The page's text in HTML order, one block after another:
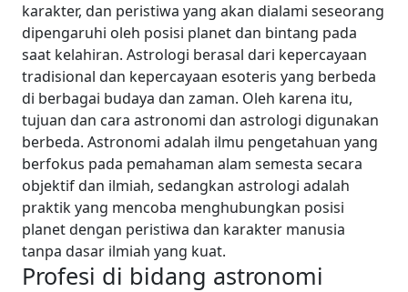
karakter, dan peristiwa yang akan dialami seseorang
dipengaruhi oleh posisi planet dan bintang pada
saat kelahiran. Astrologi berasal dari kepercayaan
tradisional dan kepercayaan esoteris yang berbeda
di berbagai budaya dan zaman. Oleh karena itu,
tujuan dan cara astronomi dan astrologi digunakan
berbeda. Astronomi adalah ilmu pengetahuan yang
berfokus pada pemahaman alam semesta secara
objektif dan ilmiah, sedangkan astrologi adalah
praktik yang mencoba menghubungkan posisi
planet dengan peristiwa dan karakter manusia
tanpa dasar ilmiah yang kuat.
Profesi di bidang astronomi